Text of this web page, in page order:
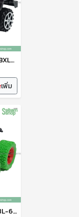
รถขนผสมปูนของเล่น TYBXL-31014ABCD Zonertoy
เพิ่ม
รถสตั๊นบิ๊กฟุตตีลังกา TYBL-666-1